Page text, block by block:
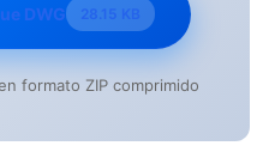
DWG 28.15 KB
formato ZIP comprimido